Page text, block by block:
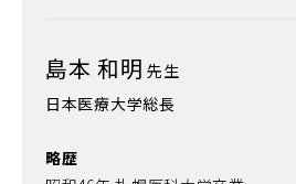
島本 和明 先生
日本医療大学総長
略歴